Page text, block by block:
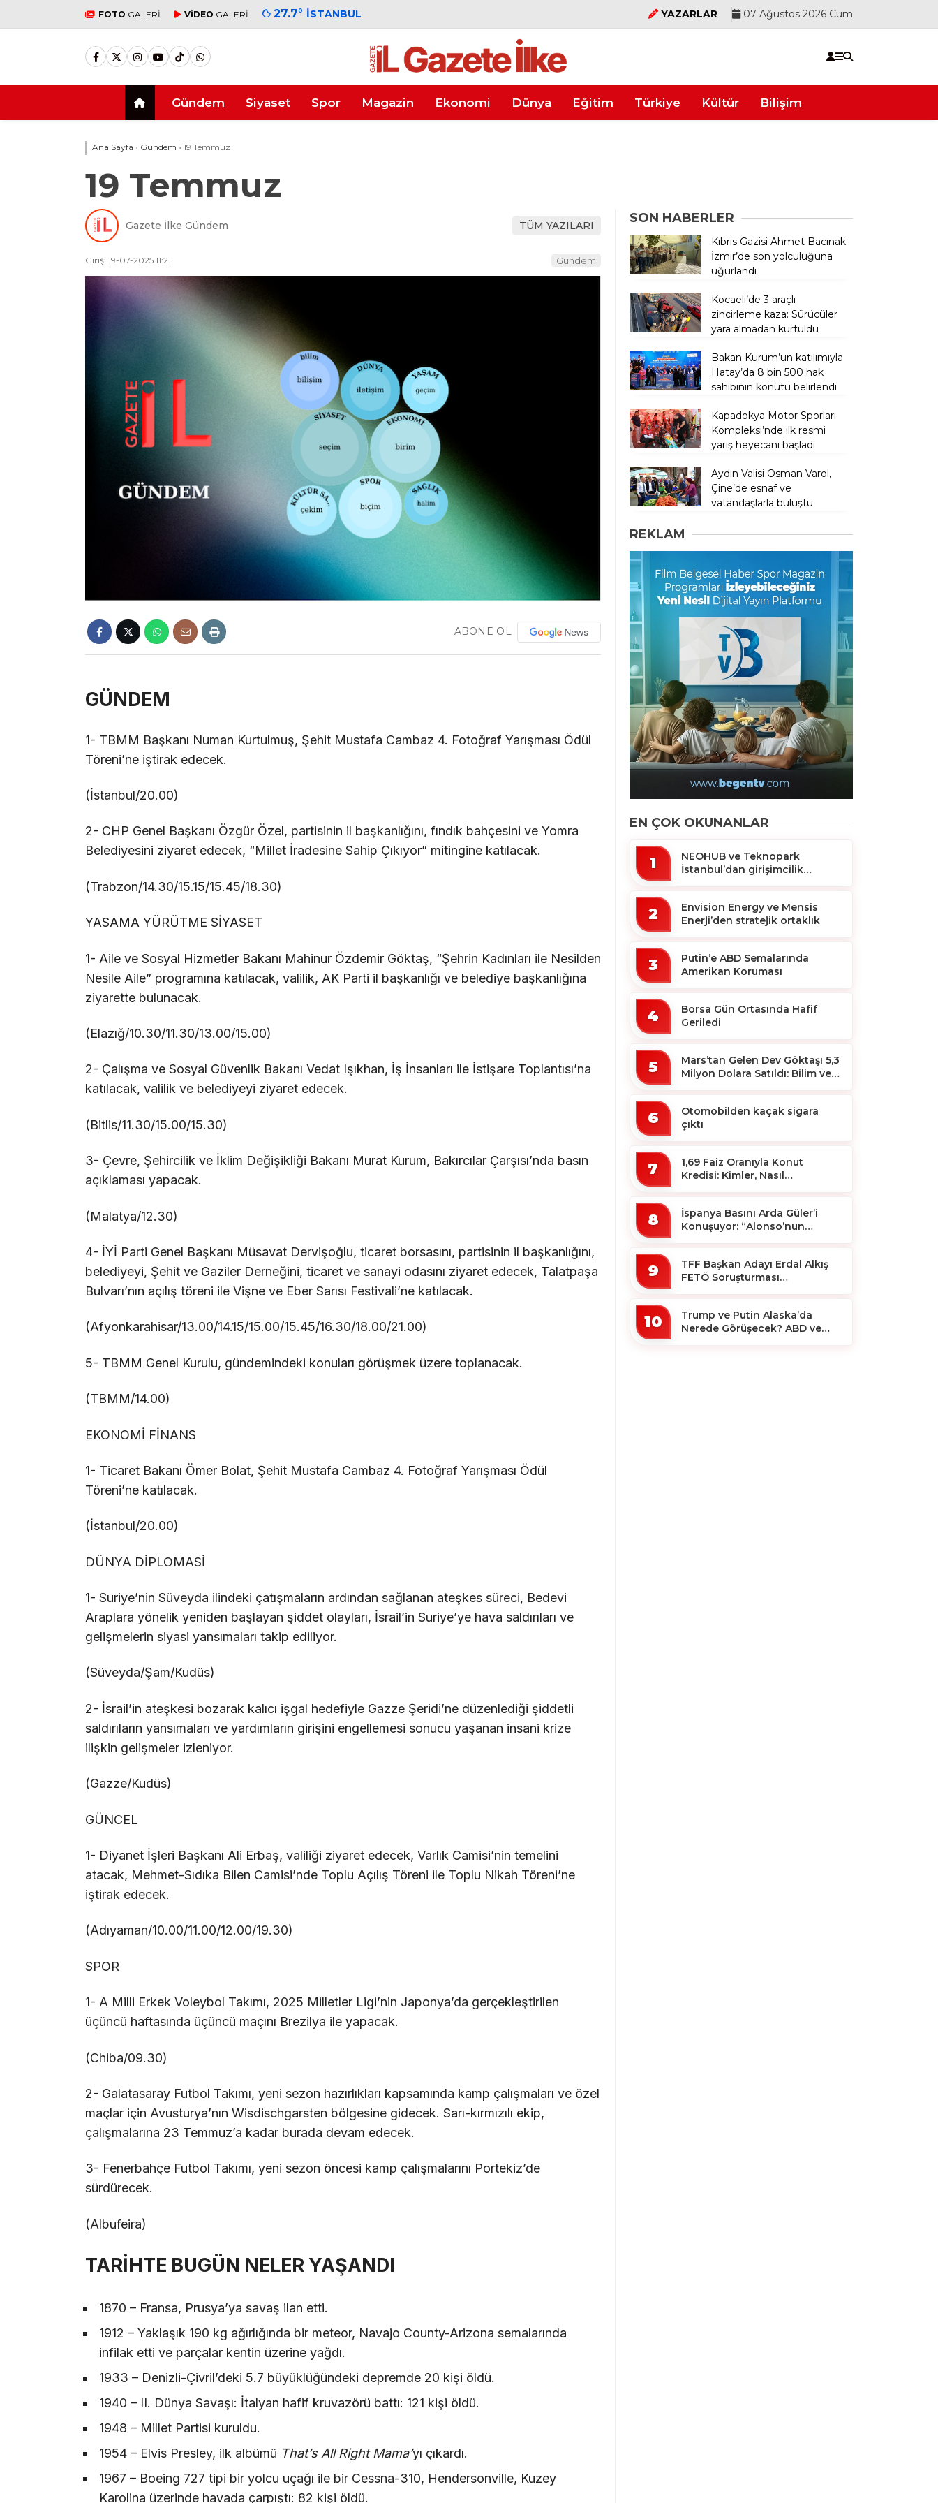
FOTO GALERİ VİDEO GALERİ 27.7° İSTANBUL YAZARLAR 07 Ağustos 2026 Cum
Gündem Siyaset Spor Magazin Ekonomi Dünya Eğitim Türkiye Kültür Bilişim
Ana Sayfa › Gündem › 19 Temmuz
19 Temmuz
Gazete İlke Gündem TÜM YAZILARI
Giriş: 19-07-2025 11:21 Gündem
ABONE OL
GÜNDEM
1- TBMM Başkanı Numan Kurtulmuş, Şehit Mustafa Cambaz 4. Fotoğraf Yarışması Ödül
Töreni’ne iştirak edecek.
(İstanbul/20.00)
2- CHP Genel Başkanı Özgür Özel, partisinin il başkanlığını, fındık bahçesini ve Yomra
Belediyesini ziyaret edecek, “Millet İradesine Sahip Çıkıyor” mitingine katılacak.
(Trabzon/14.30/15.15/15.45/18.30)
YASAMA YÜRÜTME SİYASET
1- Aile ve Sosyal Hizmetler Bakanı Mahinur Özdemir Göktaş, “Şehrin Kadınları ile Nesilden
Nesile Aile” programına katılacak, valilik, AK Parti il başkanlığı ve belediye başkanlığına
ziyarette bulunacak.
(Elazığ/10.30/11.30/13.00/15.00)
2- Çalışma ve Sosyal Güvenlik Bakanı Vedat Işıkhan, İş İnsanları ile İstişare Toplantısı’na
katılacak, valilik ve belediyeyi ziyaret edecek.
(Bitlis/11.30/15.00/15.30)
3- Çevre, Şehircilik ve İklim Değişikliği Bakanı Murat Kurum, Bakırcılar Çarşısı’nda basın
açıklaması yapacak.
(Malatya/12.30)
4- İYİ Parti Genel Başkanı Müsavat Dervişoğlu, ticaret borsasını, partisinin il başkanlığını,
belediyeyi, Şehit ve Gaziler Derneğini, ticaret ve sanayi odasını ziyaret edecek, Talatpaşa
Bulvarı’nın açılış töreni ile Vişne ve Eber Sarısı Festivali’ne katılacak.
(Afyonkarahisar/13.00/14.15/15.00/15.45/16.30/18.00/21.00)
5- TBMM Genel Kurulu, gündemindeki konuları görüşmek üzere toplanacak.
(TBMM/14.00)
EKONOMİ FİNANS
1- Ticaret Bakanı Ömer Bolat, Şehit Mustafa Cambaz 4. Fotoğraf Yarışması Ödül
Töreni’ne katılacak.
(İstanbul/20.00)
DÜNYA DİPLOMASİ
1- Suriye’nin Süveyda ilindeki çatışmaların ardından sağlanan ateşkes süreci, Bedevi
Araplara yönelik yeniden başlayan şiddet olayları, İsrail’in Suriye’ye hava saldırıları ve
gelişmelerin siyasi yansımaları takip ediliyor.
(Süveyda/Şam/Kudüs)
2- İsrail’in ateşkesi bozarak kalıcı işgal hedefiyle Gazze Şeridi’ne düzenlediği şiddetli
saldırıların yansımaları ve yardımların girişini engellemesi sonucu yaşanan insani krize
ilişkin gelişmeler izleniyor.
(Gazze/Kudüs)
GÜNCEL
1- Diyanet İşleri Başkanı Ali Erbaş, valiliği ziyaret edecek, Varlık Camisi’nin temelini
atacak, Mehmet-Sıdıka Bilen Camisi’nde Toplu Açılış Töreni ile Toplu Nikah Töreni’ne
iştirak edecek.
(Adıyaman/10.00/11.00/12.00/19.30)
SPOR
1- A Milli Erkek Voleybol Takımı, 2025 Milletler Ligi’nin Japonya’da gerçekleştirilen
üçüncü haftasında üçüncü maçını Brezilya ile yapacak.
(Chiba/09.30)
2- Galatasaray Futbol Takımı, yeni sezon hazırlıkları kapsamında kamp çalışmaları ve özel
maçlar için Avusturya’nın Wisdischgarsten bölgesine gidecek. Sarı-kırmızılı ekip,
çalışmalarına 23 Temmuz’a kadar burada devam edecek.
3- Fenerbahçe Futbol Takımı, yeni sezon öncesi kamp çalışmalarını Portekiz’de
sürdürecek.
(Albufeira)
TARİHTE BUGÜN NELER YAŞANDI
1870 – Fransa, Prusya’ya savaş ilan etti.
1912 – Yaklaşık 190 kg ağırlığında bir meteor, Navajo County-Arizona semalarında
infilak etti ve parçalar kentin üzerine yağdı.
1933 – Denizli-Çivril’deki 5.7 büyüklüğündeki depremde 20 kişi öldü.
1940 – II. Dünya Savaşı: İtalyan hafif kruvazörü battı: 121 kişi öldü.
1948 – Millet Partisi kuruldu.
1954 – Elvis Presley, ilk albümü That’s All Right Mama’yı çıkardı.
1967 – Boeing 727 tipi bir yolcu uçağı ile bir Cessna-310, Hendersonville, Kuzey
Karolina üzerinde havada çarpıştı: 82 kişi öldü.
SON HABERLER
Kıbrıs Gazisi Ahmet Bacınak
İzmir’de son yolculuğuna
uğurlandı
Kocaeli’de 3 araçlı
zincirleme kaza: Sürücüler
yara almadan kurtuldu
Bakan Kurum’un katılımıyla
Hatay’da 8 bin 500 hak
sahibinin konutu belirlendi
Kapadokya Motor Sporları
Kompleksi’nde ilk resmi
yarış heyecanı başladı
Aydın Valisi Osman Varol,
Çine’de esnaf ve
vatandaşlarla buluştu
REKLAM
EN ÇOK OKUNANLAR
1
NEOHUB ve Teknopark
İstanbul’dan girişimcilik
2
Envision Energy ve Mensis
Enerji’den stratejik ortaklık
3
Putin’e ABD Semalarında
Amerikan Koruması
4
Borsa Gün Ortasında Hafif
Geriledi
5
Mars’tan Gelen Dev Göktaşı 5,3
Milyon Dolara Satıldı: Bilim ve
6
Otomobilden kaçak sigara
çıktı
7
1,69 Faiz Oranıyla Konut
Kredisi: Kimler, Nasıl
8
İspanya Basını Arda Güler’i
Konuşuyor: “Alonso’nun
9
TFF Başkan Adayı Erdal Alkış
FETÖ Soruşturması
10
Trump ve Putin Alaska’da
Nerede Görüşecek? ABD ve